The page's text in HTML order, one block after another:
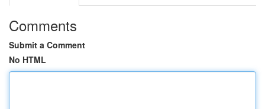
Comments
Submit a Comment
No HTML